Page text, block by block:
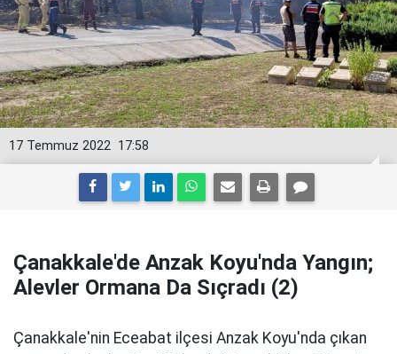
17:58
17 Temmuz 2022
Çanakkale'de Anzak Koyu'nda Yangın;
Alevler Ormana Da Sıçradı (2)
Çanakkale'nin Eceabat ilçesi Anzak Koyu'nda çıkan